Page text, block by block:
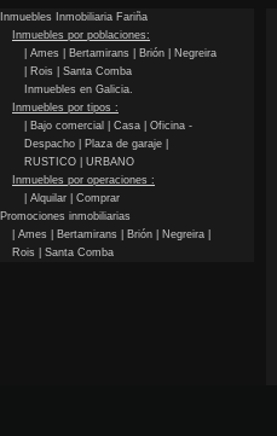
Inmuebles Inmobiliaria Fariña
Inmuebles por poblaciones:
| Ames
| Bertamirans | Brión
| Negreira
| Rois
| Santa Comba
Inmuebles en Galicia.
Inmuebles por tipos :
| Bajo comercial
| Casa
| Oficina -
Despacho
| Plaza de garaje
RUSTICO
| URBANO
Inmuebles por operaciones :
| Alquilar
| Comprar
Promociones inmobiliarias
| Ames
| Bertamirans | Brión | Negreira
Rois
| Santa Comba